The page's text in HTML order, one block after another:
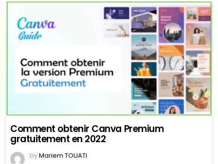
Comment obtenir Canva Premium
gratuitement en 2022
byMariem TOUATI